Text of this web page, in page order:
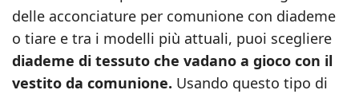
delle acconciature per comunione con diademe
o tiare e tra i modelli più attuali, puoi scegliere
diademe di tessuto che vadano a gioco con il
vestito da comunione. Usando questo tipo di